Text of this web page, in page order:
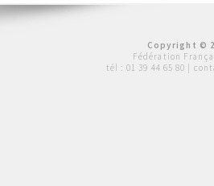
Copyright ©
Fédération
tél : 01 39 44 65 80 |